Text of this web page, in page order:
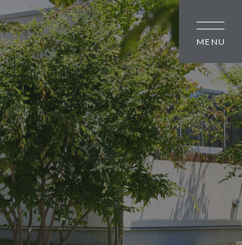
幸住宅について
タッフブログ
知らせ
社概要
タッフ紹介